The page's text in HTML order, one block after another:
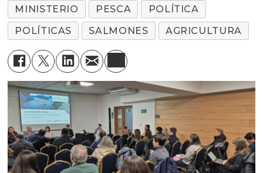
MINISTERIO
PESCA
POLÍTICA
POLÍTICAS
SALMONES AGRICULTURA